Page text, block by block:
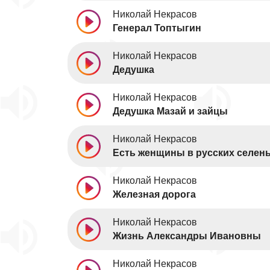
Николай Некрасов
Генерал Топтыгин
Николай Некрасов
Дедушка
Николай Некрасов
Дедушка Мазай и зайцы
Николай Некрасов
Есть женщины в русских
Николай Некрасов
Железная дорога
Николай Некрасов
Жизнь Александры Ивановны
Николай Некрасов